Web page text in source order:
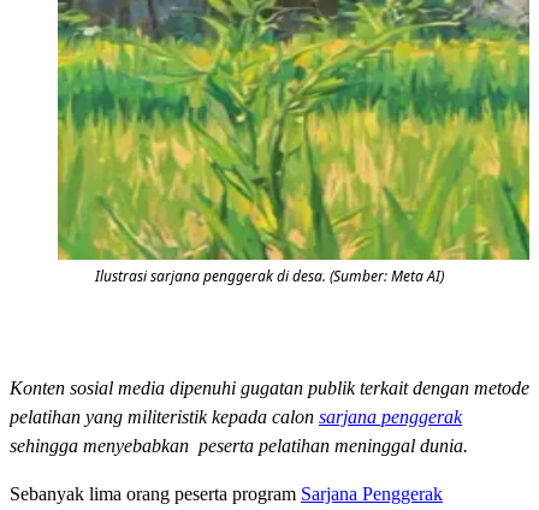
Ilustrasi sarjana penggerak di desa. (Sumber: Meta AI)
Konten sosial media dipenuhi gugatan publik terkait dengan metode
pelatihan yang militeristik kepada calon sarjana penggerak
sehingga menyebabkan peserta pelatihan meninggal dunia.
Sebanyak lima orang peserta program Sarjana Penggerak